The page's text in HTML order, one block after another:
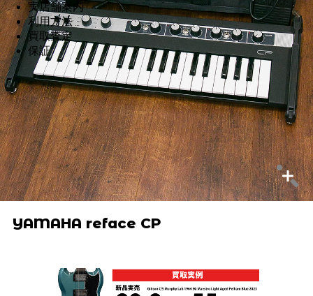
実店舗案内
利用方法
買取査定
保証
YAMAHA reface CP